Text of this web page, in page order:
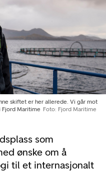
som
ønske om å
til et internasjonalt
skiftet er her allerede. Vi går mot
Fjord Maritime Foto: Fjord Maritime